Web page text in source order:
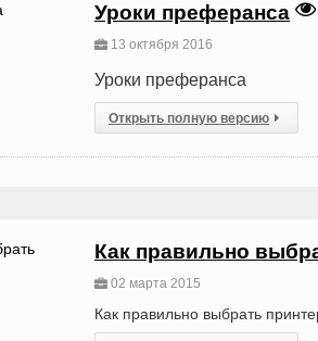
Уроки преферанса
13 октября 2016
Уроки преферанса
Открыть полную версию
Как правильно
02 марта 2015
Как правильно выбрать